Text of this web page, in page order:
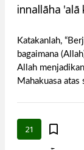
innallāha 'alā
Katakanlah,
bagaimana
Allah
Mahakuasa atas
21